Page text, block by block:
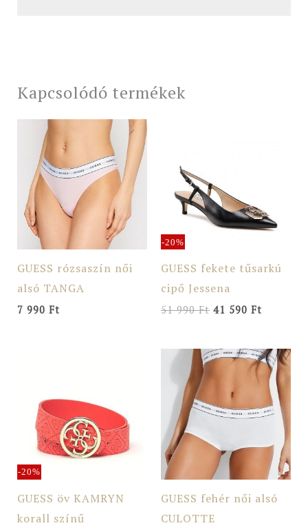
Kapcsolódó termékek
GUESS rózsaszín női
alsó TANGA
7 990 Ft
-20%
GUESS fekete tűsarkú
cipő Jessena
51 990Ft 41 590 Ft
-20%
GUESS öv KAMRYN
korall színű
990 Ft.
GUESS fehér női alsó
CULOTTE